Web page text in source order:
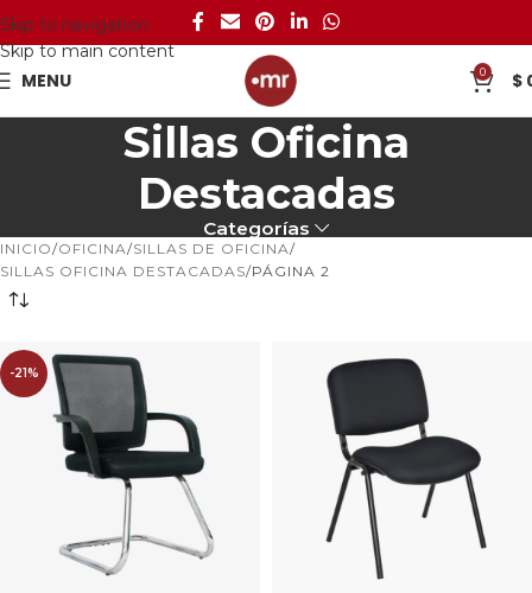
Skip to navigation
Skip to main content
MENU 0 $
Sillas Oficina
Destacadas
Categorías
INICIO OFICINA SILLAS DE OFICINA
SILLAS OFICINA DESTACADAS PÁGINA 2
-21%